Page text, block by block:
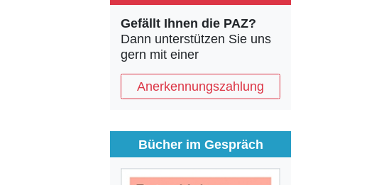
Gefällt Ihnen die PAZ?
Dann unterstützen Sie uns
gern mit einer
Anerkennungszahlung
Bücher im Gespräch